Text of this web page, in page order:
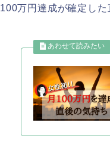
100万円達成が確定し